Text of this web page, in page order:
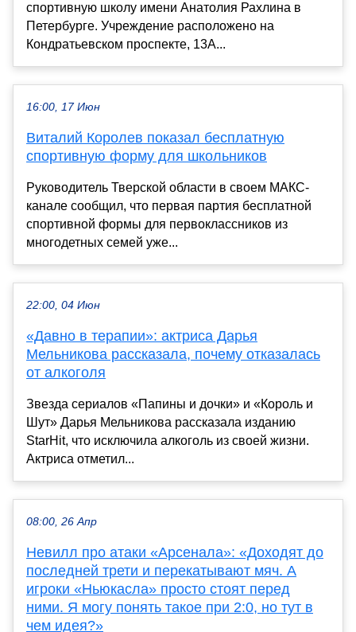
спортивную школу имени Анатолия Рахлина в
Петербурге. Учреждение расположено на
Кондратьевском проспекте, 13А...
16:00, 17 Июн
Виталий Королев показал бесплатную
спортивную форму для школьников
Руководитель Тверской области в своем МАКС-
канале сообщил, что первая партия бесплатной
спортивной формы для первоклассников из
многодетных семей уже...
22:00, 04 Июн
«Давно в терапии»: актриса Дарья
Мельникова рассказала, почему отказалась
от алкоголя
Звезда сериалов «Папины и дочки» и «Король и
Шут» Дарья Мельникова рассказала изданию
StarHit, что исключила алкоголь из своей жизни.
Актриса отметил...
08:00, 26 Апр
Невилл про атаки «Арсенала»: «Доходят до
последней трети и перекатывают мяч. А
игроки «Ньюкасла» просто стоят перед
ними. Я могу понять такое при 2:0, но тут в
чем идея?»